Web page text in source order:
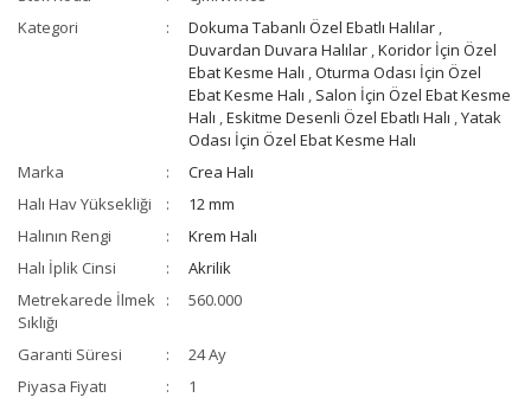
Kategori
Dokuma Tabanlı Özel Ebatlı Halılar ,
Duvardan Duvara Halılar ,Koridor İçin Özel
Ebat Kesme Halı ,Oturma Odası İçin Özel
Ebat Kesme Halı , Salon İçin Özel Ebat Kesme
Halı ,Eskitme Desenli Özel Ebatlı Halı ,Yatak
Odası İçin Özel Ebat Kesme Halı
Marka
Crea Halı
Halı Hav Yüksekliği
12 mm
Halının Rengi
Krem Halı
Halı İplik Cinsi
Akrilik
Metrekarede İlmek
Sıklığı
560.000
Garanti Süresi
24 Ay
Piyasa Fiyatı
1